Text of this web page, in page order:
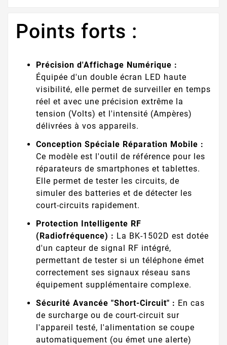
Points forts :
Précision d'Affichage Numérique :
Équipée d'un double écran LED haute
visibilité, elle permet de surveiller en temps
réel et avec une précision extrême la
tension (Volts) et l'intensité (Ampères)
délivrées à vos appareils.
Conception Spéciale Réparation Mobile :
Ce modèle est l'outil de référence pour les
réparateurs de smartphones et tablettes.
Elle permet de tester les circuits, de
simuler des batteries et de détecter les
court-circuits rapidement.
Protection Intelligente RF
(Radiofréquence) : La BK-1502D est dotée
d'un capteur de signal RF intégré,
permettant de tester si un téléphone émet
correctement ses signaux réseau sans
équipement supplémentaire complexe.
Sécurité Avancée "Short-Circuit" : En cas
de surcharge ou de court-circuit sur
l'appareil testé, l'alimentation se coupe
automatiquement (ou émet une alerte)